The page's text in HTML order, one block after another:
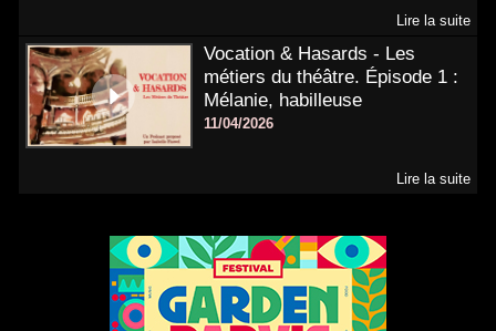
Lire la suite
Vocation & Hasards - Les
métiers du théâtre. Épisode 1 :
Mélanie, habilleuse
11/04/2026
Lire la suite